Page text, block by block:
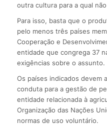
outra cultura para a qual
Para isso, basta que o
pelo menos três países
Cooperação e
entidade que congrega 37
exigências sobre o assunto.
Os países indicados devem
conduta para a gestão de
entidade relacionada à
Organização das Nações
normas de uso voluntário.